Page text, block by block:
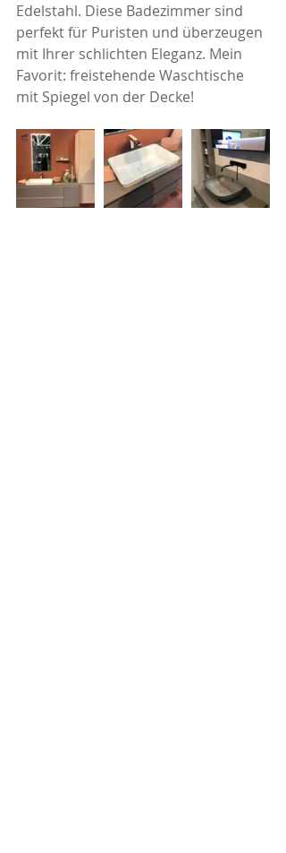
Edelstahl. Diese Badezimmer sind
perfekt für Puristen und überzeugen
mit Ihrer schlichten Eleganz. Mein
Favorit: freistehende Waschtische
mit Spiegel von der Decke!